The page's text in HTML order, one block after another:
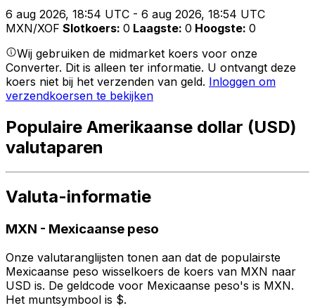
6 aug 2026, 18:54 UTC - 6 aug 2026, 18:54 UTC
MXN/XOF Slotkoers: 0 Laagste: 0 Hoogste: 0
Wij gebruiken de midmarket koers voor onze
Converter. Dit is alleen ter informatie. U ontvangt deze
koers niet bij het verzenden van geld. Inloggen om
verzendkoersen te bekijken
Populaire Amerikaanse dollar (USD)
valutaparen
Valuta-informatie
MXN - Mexicaanse peso
Onze valutaranglijsten tonen aan dat de populairste
Mexicaanse peso wisselkoers de koers van MXN naar
USD is. De geldcode voor Mexicaanse peso's is MXN.
Het muntsymbool is $.